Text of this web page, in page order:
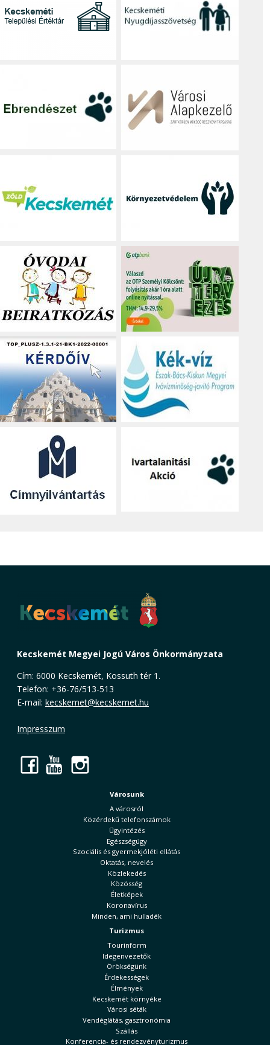
Kecskemét Megyei Jogú Város Önkormányzata
Cím: 6000 Kecskemét, Kossuth tér 1.
Telefon: +36-76/513-513
E-mail: kecskemet@kecskemet.hu
Impresszum
Facebook
YouTube
Városunk
A városról
Közérdekű telefonszámok
Ügyintézés
Egészségügy
Szociális és gyermekjóléti ellátás
Oktatás, nevelés
Közlekedés
Közösség
Életképek
Koronavírus
Minden, ami hulladék
Turizmus
Tourinform
Idegenvezetők
Örökségünk
Érdekességek
Élmények
Kecskemét környéke
Városi séták
Vendéglátás, gasztronómia
Szállás
Konferencia- és rendezvényturizmus